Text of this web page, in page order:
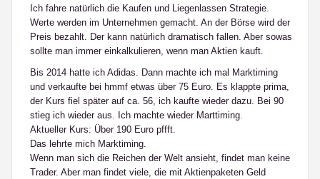
Ich fahre natürlich die Kaufen und Liegenlassen Strategie.
Werte werden im Unternehmen gemacht. An der Börse wird der
Preis bezahlt. Der kann natürlich dramatisch fallen. Aber sowas
sollte man immer einkalkulieren, wenn man Aktien kauft.
Bis 2014 hatte ich Adidas. Dann machte ich mal Marktiming
und verkaufte bei hmmf etwas über 75 Euro. Es klappte prima,
der Kurs fiel später auf ca. 56, ich kaufte wieder dazu. Bei 90
stieg ich wieder aus. Ich machte wieder Marttiming.
Aktueller Kurs: Über 190 Euro pffft.
Das lehrte mich Marktiming.
Wenn man sich die Reichen der Welt ansieht, findet man keine
Trader. Aber man findet viele, die mit Aktienpaketen Geld